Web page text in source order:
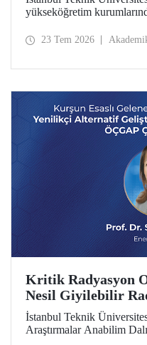
yükseköğretim
geliştirmek için bir
23 Tem 2026
Kritik Radyasyon
Nesil Giyilebilir
Prototipler
İstanbul Teknik
Araştırmalar Anabilim